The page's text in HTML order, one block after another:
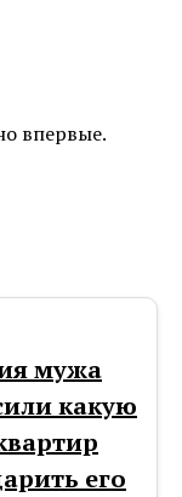
впервые.
мужа
какую
его